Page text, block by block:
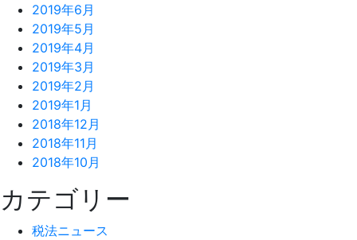
2019年6月
2019年5月
2019年4月
2019年3月
2019年2月
2019年1月
2018年12月
2018年11月
2018年10月
カテゴリー
税法ニュース